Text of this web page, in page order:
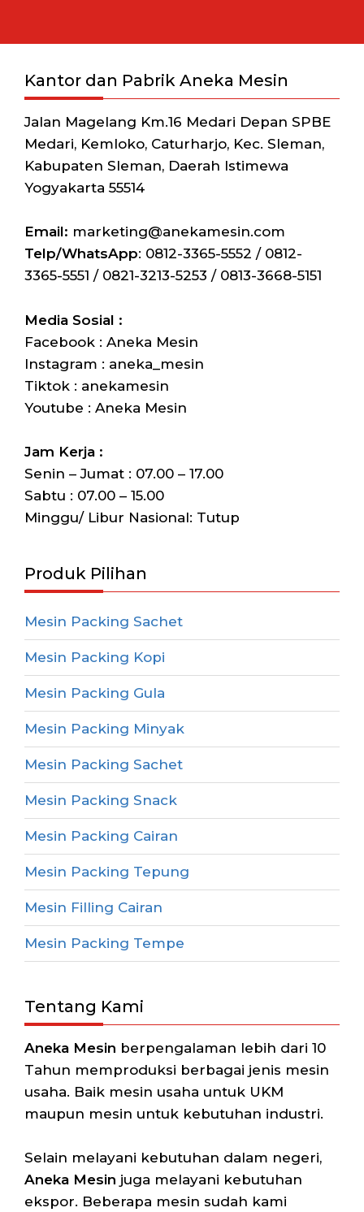
Kantor dan Pabrik Aneka Mesin
Jalan Magelang Km.16 Medari Depan SPBE
Medari, Kemloko, Caturharjo, Kec. Sleman,
Kabupaten Sleman, Daerah Istimewa
Yogyakarta 55514
Email: marketing@anekamesin.com
Telp/WhatsApp: 0812-3365-5552 / 0812-
3365-5551 / 0821-3213-5253 / 0813-3668-5151
Media Sosial :
Facebook : Aneka Mesin
Instagram : aneka_mesin
Tiktok : anekamesin
Youtube : Aneka Mesin
Jam Kerja :
Senin – Jumat : 07.00 – 17.00
Sabtu : 07.00 – 15.00
Minggu/ Libur Nasional: Tutup
Produk Pilihan
Mesin Packing Sachet
Mesin Packing Kopi
Mesin Packing Gula
Mesin Packing Minyak
Mesin Packing Sachet
Mesin Packing Snack
Mesin Packing Cairan
Mesin Packing Tepung
Mesin Filling Cairan
Mesin Packing Tempe
Tentang Kami
Aneka Mesin berpengalaman lebih dari 10
Tahun memproduksi berbagai jenis mesin
usaha. Baik mesin usaha untuk UKM
maupun mesin untuk kebutuhan industri.
Selain melayani kebutuhan dalam negeri,
Aneka Mesin juga melayani kebutuhan
ekspor. Beberapa mesin sudah kami